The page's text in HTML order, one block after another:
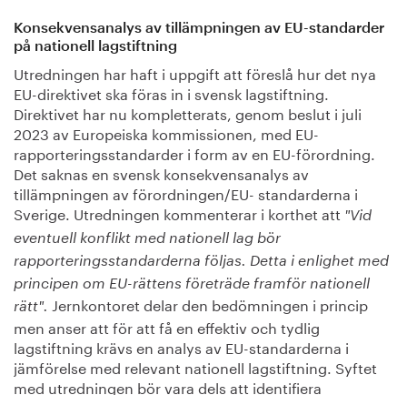
Konsekvensanalys av tillämpningen av EU-standarder
på nationell lagstiftning
Utredningen har haft i uppgift att föreslå hur det nya
EU-direktivet ska föras in i svensk lagstiftning.
Direktivet har nu kompletterats, genom beslut i juli
2023 av Europeiska kommissionen, med EU-
rapporteringsstandarder i form av en EU-förordning.
Det saknas en svensk konsekvensanalys av
tillämpningen av förordningen/EU- standarderna i
Sverige. Utredningen kommenterar i korthet att "Vid
eventuell konflikt med nationell lag bör
rapporteringsstandarderna följas. Detta i enlighet med
principen om EU-rättens företräde framför nationell
rätt".
Jernkontoret delar den bedömningen i princip
men anser att för att få en effektiv och tydlig
lagstiftning krävs en analys av EU-standarderna i
jämförelse med relevant nationell lagstiftning. Syftet
med utredningen bör vara dels att identifiera